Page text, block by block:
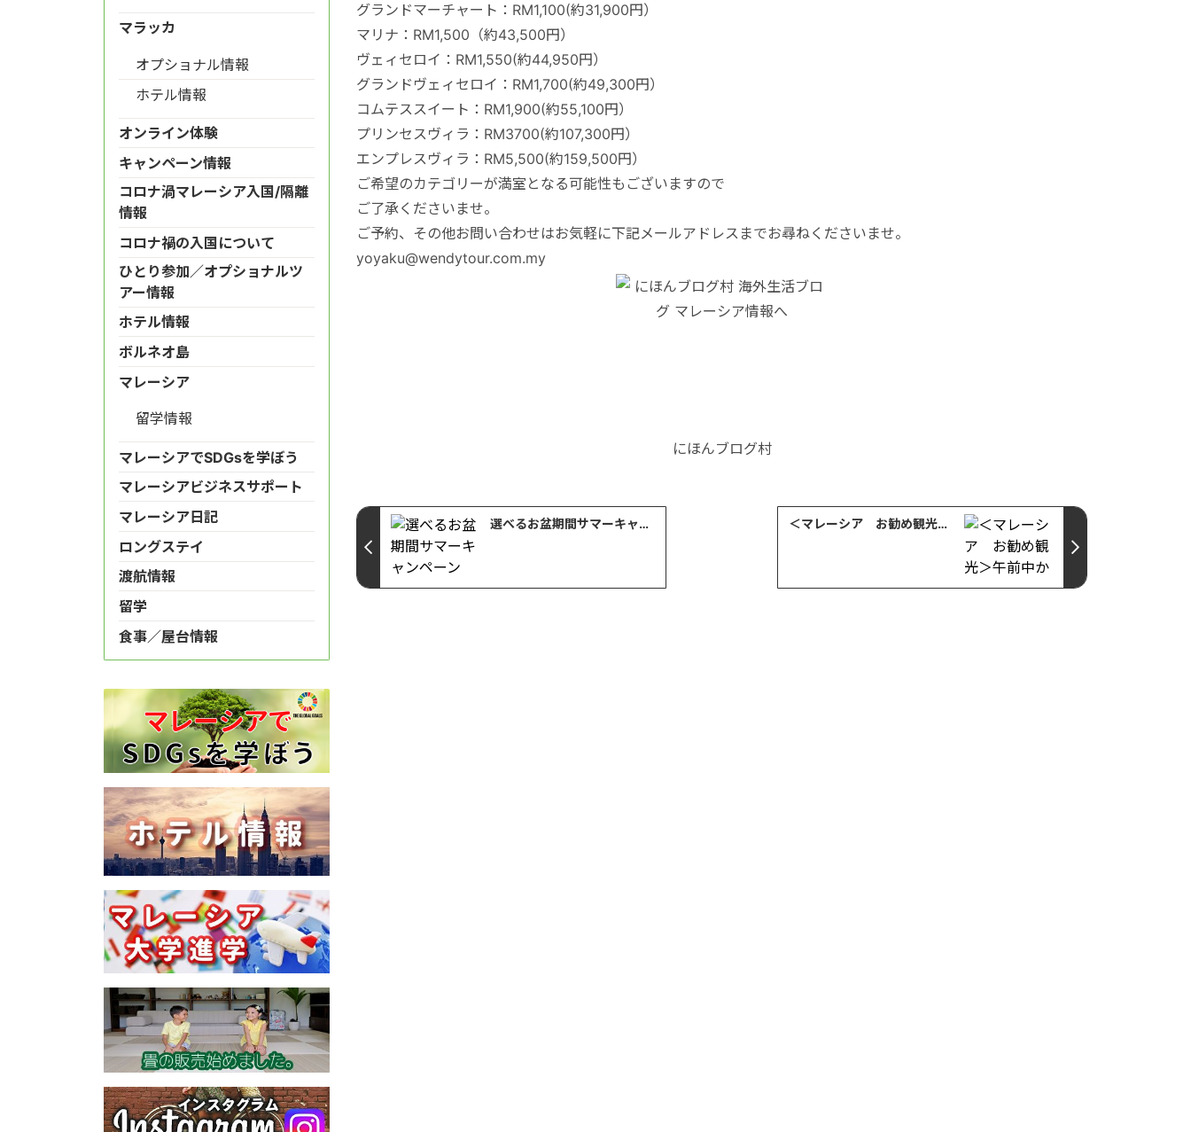
グランドマーチャート：RM1,100(約31,900円）
マリナ：RM1,500（約43,500円）
ヴェィセロイ：RM1,550(約44,950円）
グランドヴェィセロイ：RM1,700(約49,300円）
コムテススイート：RM1,900(約55,100円）
プリンセスヴィラ：RM3700(約107,300円）
エンプレスヴィラ：RM5,500(約159,500円）
ご希望のカテゴリーが満室となる可能性もございますので
ご了承くださいませ。
ご予約、その他お問い合わせはお気軽に下記メールアドレスまでお尋ねくださいませ。
yoyaku@wendytour.com.my
にほんブログ村
選べるお盆期間サマーキャンペーン ＜マレーシア お勧め観光＞午前中から楽しめる！世界遺産 マラッカ日帰りツアー
マラッカ
オプショナル情報
ホテル情報
オンライン体験
キャンペーン情報
コロナ渦マレーシア入国/隔離
情報
コロナ禍の入国について
ひとり参加／オプショナルツ
アー情報
ホテル情報
ボルネオ島
マレーシア
留学情報
マレーシアでSDGsを学ぼう
マレーシアビジネスサポート
マレーシア日記
ロングステイ
渡航情報
留学
食事／屋台情報